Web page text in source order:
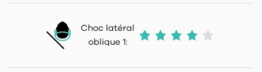
Choc latéral
oblique 1: